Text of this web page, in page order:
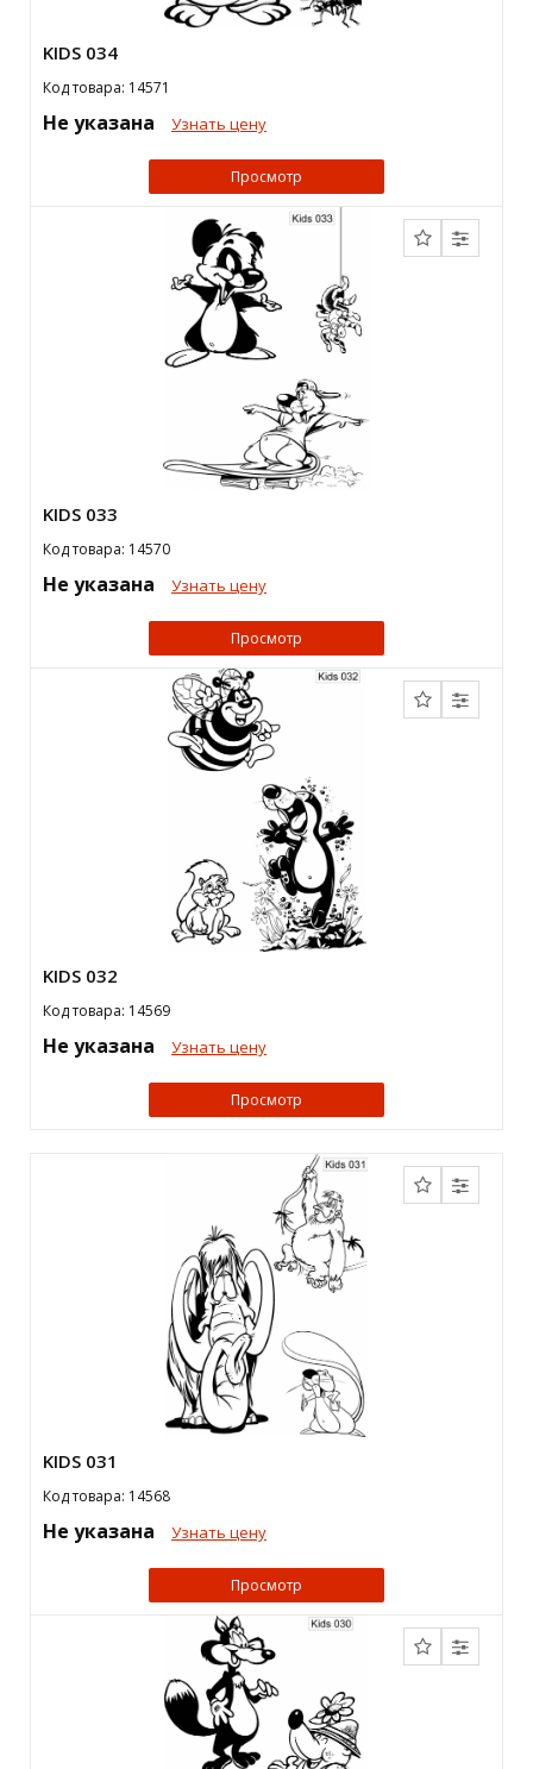
KIDS 034
Код товара: 14571
Не указана Узнать цену
Просмотр
KIDS 033
Код товара: 14570
Не указана Узнать цену
Просмотр
KIDS 032
Код товара: 14569
Не указана Узнать цену
Просмотр
KIDS 031
Код товара: 14568
Не указана Узнать цену
Просмотр